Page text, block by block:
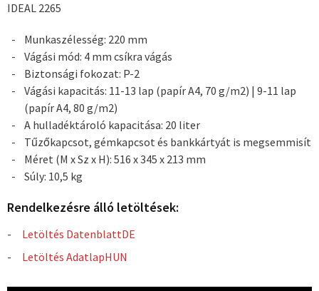
IDEAL 2265
Munkaszélesség: 220 mm
Vágási mód: 4 mm csíkra vágás
Biztonsági fokozat: P-2
Vágási kapacitás: 11-13 lap (papír A4, 70 g/m2) | 9-11 lap
(papír A4, 80 g/m2)
A hulladéktároló kapacitása: 20 liter
Tűzőkapcsot, gémkapcsot és bankkártyát is megsemmisít
Méret (M x Sz x H): 516 x 345 x 213 mm
Súly: 10,5 kg
Rendelkezésre álló letöltések:
Letöltés DatenblattDE
Letöltés AdatlapHUN